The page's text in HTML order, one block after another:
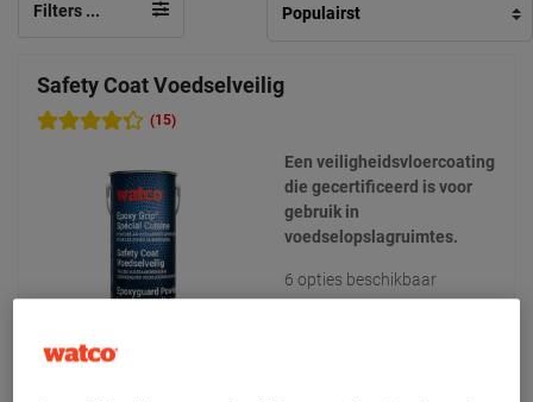
Filters ...
Safety Coat Voedselveilig
(15)
Een veiligheidsvloercoating
die gecertificeerd is voor
gebruik in
voedselopslagruimtes.
6 opties beschikbaar